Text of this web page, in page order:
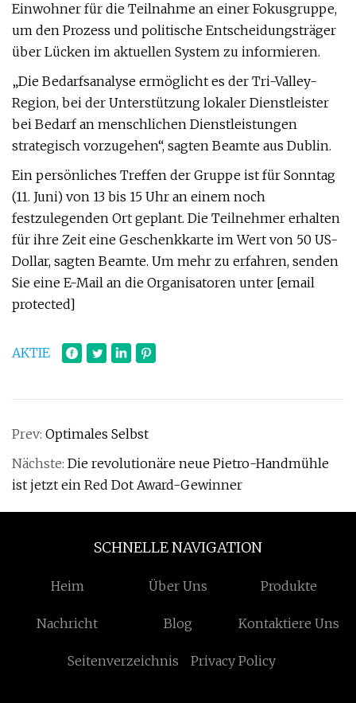
Einwohner für die Teilnahme an einer Fokusgruppe,
um den Prozess und politische Entscheidungsträger
über Lücken im aktuellen System zu informieren.
„Die Bedarfsanalyse ermöglicht es der Tri-Valley-
Region, bei der Unterstützung lokaler Dienstleister
bei Bedarf an menschlichen Dienstleistungen
strategisch vorzugehen“, sagten Beamte aus Dublin.
Ein persönliches Treffen der Gruppe ist für Sonntag
(11. Juni) von 13 bis 15 Uhr an einem noch
festzulegenden Ort geplant. Die Teilnehmer erhalten
für ihre Zeit eine Geschenkkarte im Wert von 50 US-
Dollar, sagten Beamte. Um mehr zu erfahren, senden
Sie eine E-Mail an die Organisatoren unter [email
protected]
AKTIE
Prev: Optimales Selbst
Nächste: Die revolutionäre neue Pietro-Handmühle
ist jetzt ein Red Dot Award-Gewinner
SCHNELLE NAVIGATION
Heim Über Uns Produkte
Nachricht Blog Kontaktiere Uns
Seitenverzeichnis Privacy Policy